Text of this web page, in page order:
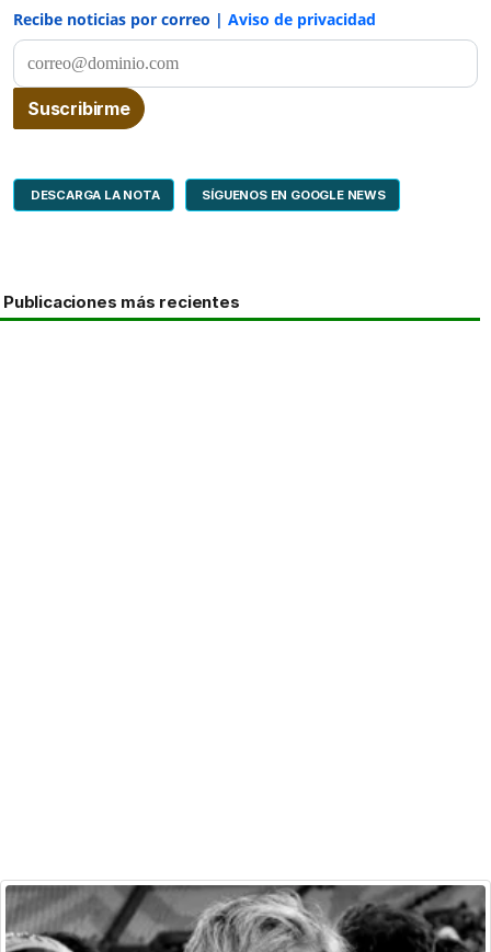
Recibe noticias por correo | Aviso de privacidad
DESCARGA LA NOTA SÍGUENOS EN GOOGLE NEWS
Publicaciones más recientes